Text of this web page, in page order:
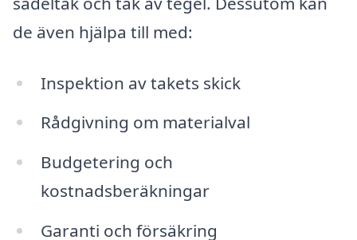
de även hjälpa till med:
Inspektion av takets skick
Rådgivning om materialval
Budgetering och
kostnadsberäkningar
Garanti och försäkring